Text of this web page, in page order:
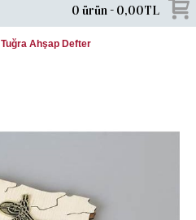
0 ürün - 0,00TL
Tuğra Ahşap Defter